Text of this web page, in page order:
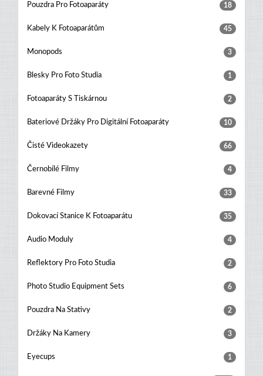
Pouzdra Pro Fotoaparáty 18
Kabely K Fotoaparátům 45
Monopods 3
Blesky Pro Foto Studia 1
Fotoaparáty S Tiskárnou 2
Bateriové Držáky Pro Digitální Fotoaparáty 10
Čisté Videokazety 66
Černobílé Filmy 4
Barevné Filmy 33
Dokovací Stanice K Fotoaparátu 35
Audio Moduly 4
Reflektory Pro Foto Studia 2
Photo Studio Equipment Sets 6
Pouzdra Na Stativy 2
Držáky Na Kamery 3
Eyecups 1